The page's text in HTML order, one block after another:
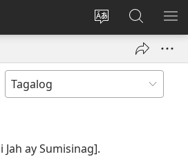
Baguhin
ng
Mag-
log
bubukas
sa
JW.ORG
Jah ay Sumisinag].